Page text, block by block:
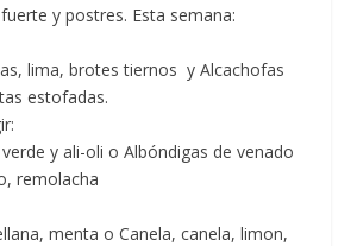
y postres. Esta semana:
lima, brotes tiernos y Alcachofas
estofadas.
y ali-oli o Albóndigas de venado
remolacha
menta o Canela, canela, limon,